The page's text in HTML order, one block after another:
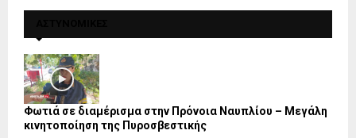
Φωτιά σε διαμέρισμα στην Πρόνοια Ναυπλίου – Μεγάλη
κινητοποίηση της Πυροσβεστικής